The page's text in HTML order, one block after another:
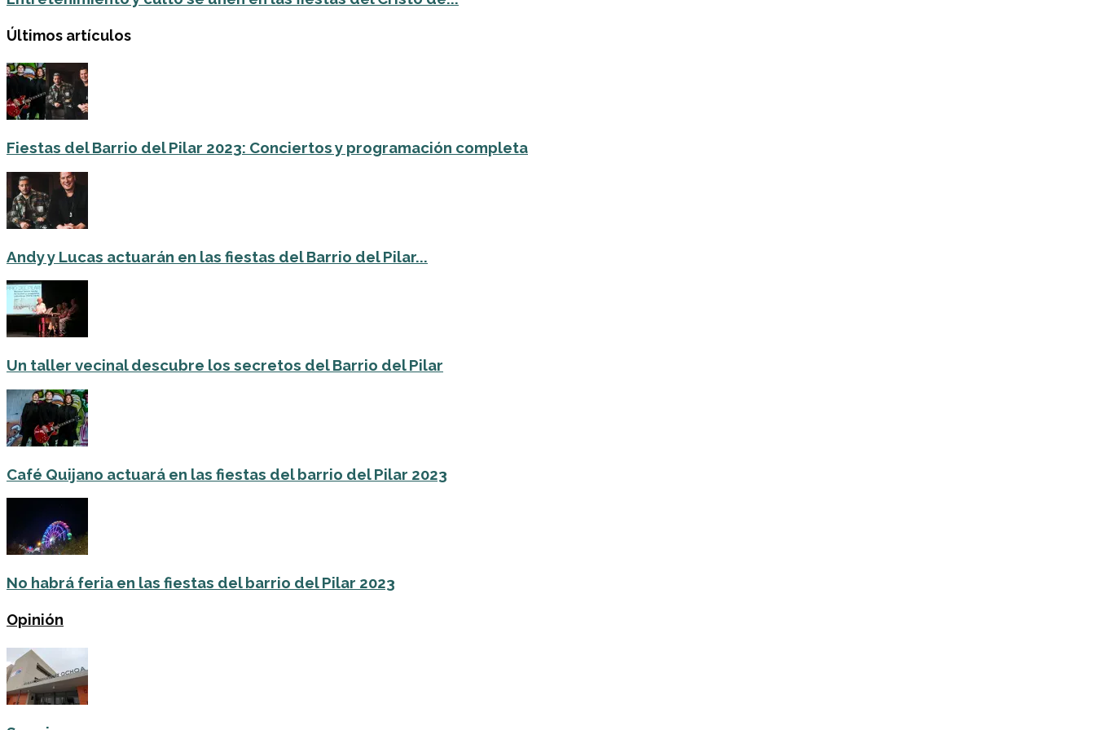
Últimos artículos
Fiestas del Barrio del Pilar 2023: Conciertos y programación completa
Andy y Lucas actuarán en las fiestas del Barrio del Pilar...
Un taller vecinal descubre los secretos del Barrio del Pilar
Café Quijano actuará en las fiestas del barrio del Pilar 2023
No habrá feria en las fiestas del barrio del Pilar 2023
Opinión